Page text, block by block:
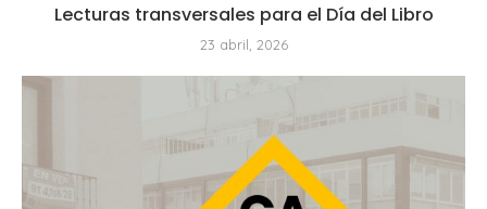
Lecturas transversales para el Día del Libro
23 abril, 2026